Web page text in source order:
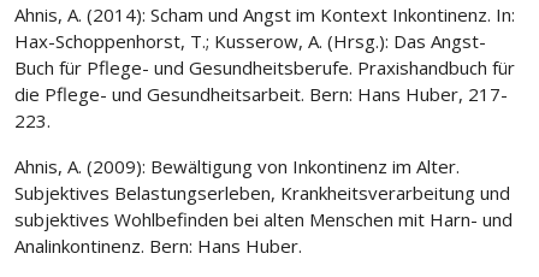
Ahnis, A. (2014): Scham und Angst im Kontext Inkontinenz. In:
Hax-Schoppenhorst, T.; Kusserow, A. (Hrsg.): Das Angst-
Buch für Pflege- und Gesundheitsberufe. Praxishandbuch für
die Pflege- und Gesundheitsarbeit. Bern: Hans Huber, 217-
223.
Ahnis, A. (2009): Bewältigung von Inkontinenz im Alter.
Subjektives Belastungserleben, Krankheitsverarbeitung und
subjektives Wohlbefinden bei alten Menschen mit Harn- und
Analinkontinenz. Bern: Hans Huber.